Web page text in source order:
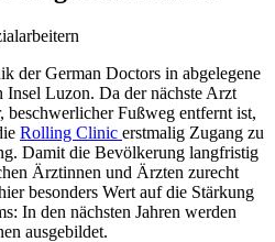
der German Doctors in abgelegene
Luzon. Da der nächste Arzt
beschwerlicher Fußweg entfernt ist,
Rolling Clinic erstmalig Zugang zu
Damit die Bevölkerung langfristig
Ärztinnen und Ärzten zurecht
besonders Wert auf die Stärkung
In den nächsten Jahren werden
ausgebildet.